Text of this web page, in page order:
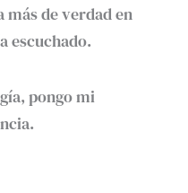
más de verdad en
escuchado.
pongo mi